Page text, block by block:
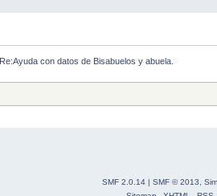
Re:Ayuda con datos de Bisabuelos y abuela.
SMF 2.0.14 | SMF © 2013,